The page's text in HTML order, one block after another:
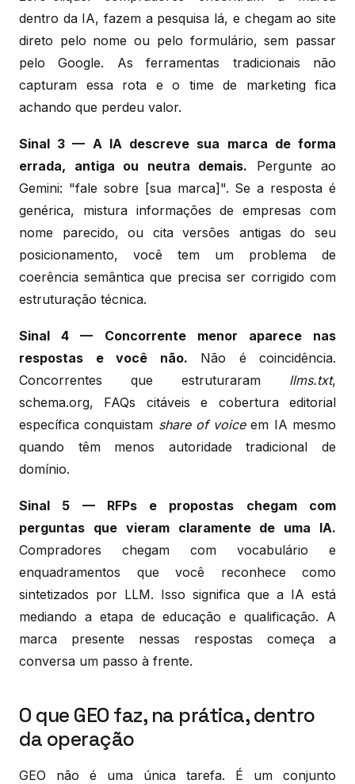
dentro da IA, fazem a pesquisa lá, e chegam ao site
direto pelo nome ou pelo formulário, sem passar
pelo Google. As ferramentas tradicionais não
capturam essa rota e o time de marketing fica
achando que perdeu valor.
Sinal 3 — A IA descreve sua marca de forma
errada, antiga ou neutra demais. Pergunte ao
Gemini: "fale sobre [sua marca]". Se a resposta é
genérica, mistura informações de empresas com
nome parecido, ou cita versões antigas do seu
posicionamento, você tem um problema de
coerência semântica que precisa ser corrigido com
estruturação técnica.
Sinal 4 — Concorrente menor aparece nas
respostas e você não. Não é coincidência.
Concorrentes que estruturaram llms.txt,
schema.org, FAQs citáveis e cobertura editorial
específica conquistam share of voiceem IA mesmo
quando têm menos autoridade tradicional de
domínio.
Sinal 5 — RFPs e propostas chegam com
perguntas que vieram claramente de uma IA.
Compradores chegam com vocabulário e
enquadramentos que você reconhece como
sintetizados por LLM. Isso significa que a IA está
mediando a etapa de educação e qualificação. A
marca presente nessas respostas começa a
conversa um passo à frente.
O que GEO faz, na prática, dentro
da operação
GEO não é uma única tarefa. É um conjunto